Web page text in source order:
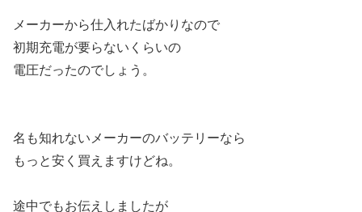
メーカーから仕入れたばかりなので
初期充電が要らないくらいの
電圧だったのでしょう。
名も知れないメーカーのバッテリーなら
もっと安く買えますけどね。
途中でもお伝えしましたが